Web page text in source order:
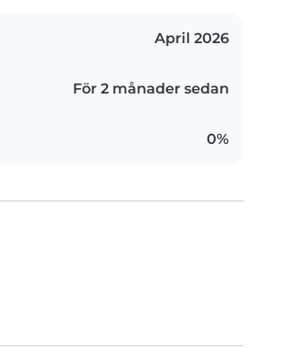
April 2026
För 2 månader sedan
0%